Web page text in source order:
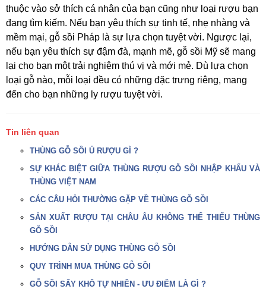
thuộc vào sở thích cá nhân của bạn cũng như loại rượu bạn
đang tìm kiếm. Nếu bạn yêu thích sự tinh tế, nhẹ nhàng và
mềm mại, gỗ sồi Pháp là sự lựa chọn tuyệt vời. Ngược lại,
nếu bạn yêu thích sự đậm đà, mạnh mẽ, gỗ sồi Mỹ sẽ mang
lại cho bạn một trải nghiệm thú vị và mới mẻ. Dù lựa chọn
loại gỗ nào, mỗi loại đều có những đặc trưng riêng, mang
đến cho bạn những ly rượu tuyệt vời.
Tin liên quan
THÙNG GỖ SỒI Ủ RƯỢU GÌ ?
SỰ KHÁC BIỆT GIỮA THÙNG RƯỢU GỖ SỒI NHẬP KHẨU VÀ
THÙNG VIỆT NAM
CÁC CÂU HỎI THƯỜNG GẶP VỀ THÙNG GỖ SỒI
SẢN XUẤT RƯỢU TẠI CHÂU ÂU KHÔNG THỂ THIẾU THÙNG
GỖ SỒI
HƯỚNG DẪN SỬ DỤNG THÙNG GỖ SỒI
QUY TRÌNH MUA THÙNG GỖ SỒI
GỖ SỒI SẤY KHÔ TỰ NHIÊN - ƯU ĐIỂM LÀ GÌ ?